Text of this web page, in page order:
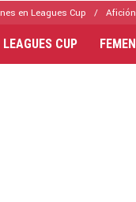
en Leagues Cup
LEAGUES CUP